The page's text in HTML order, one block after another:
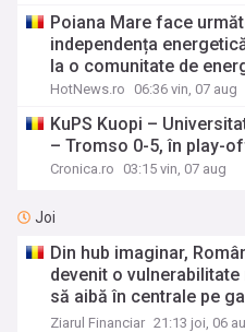
Poiana Mare face
independența
la o comunitate de
HotNews.ro 06:36 vin, 07 aug
KuPS Kuopi –
– Tromso 0-5, în play-
Cronica.ro 03:15 vin, 07 aug
Joi
Din hub imaginar,
devenit o
să aibă în centrale pe
Dar nimic nu a fost
Ziarul Financiar 21:13 joi, 06